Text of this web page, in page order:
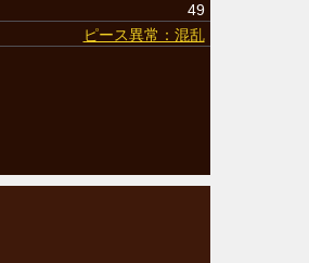
49
ピース異常：混乱